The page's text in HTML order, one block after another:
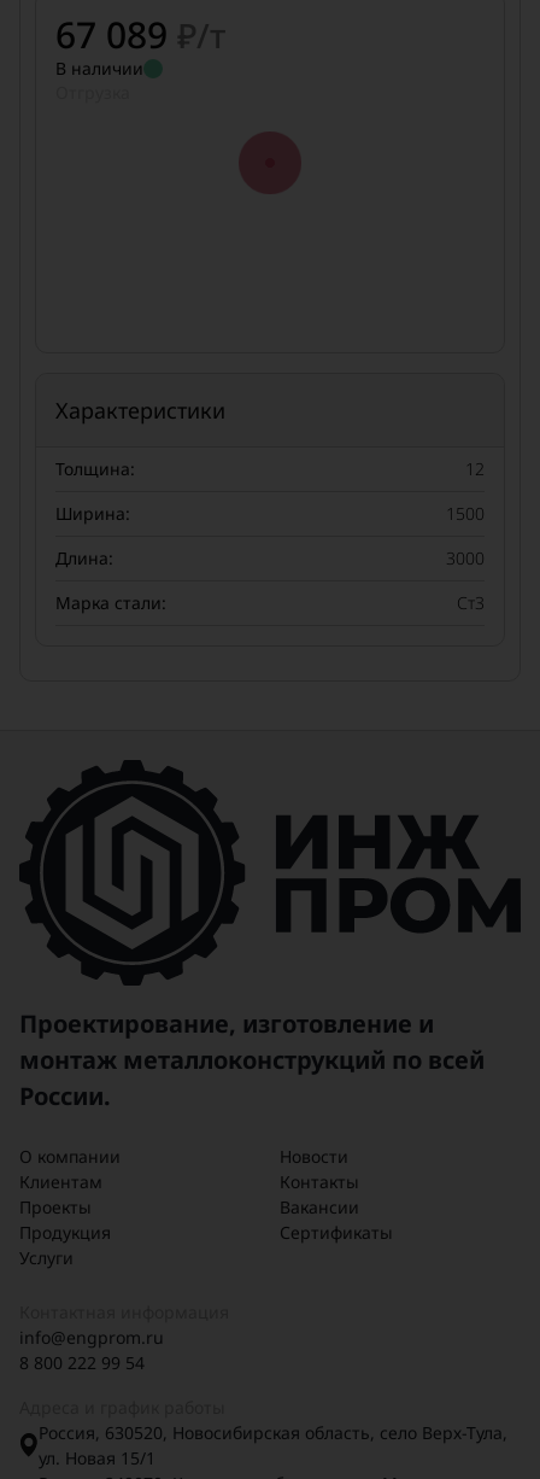
67 089 ₽/т
В наличии
Характеристики
Толщина:
12
Ширина:
1500
Длина:
3000
Марка стали:
Ст3
Проектирование, изготовление и
монтаж металлоконструкций по всей
России.
О компании
Клиентам
Проекты
Продукция
Услуги
Новости
Контакты
Вакансии
Сертификаты
info@engprom.ru
8 800 222 99 54
Россия, 630520, Новосибирская область, село Верх-Тула,
ул. Новая 15/1